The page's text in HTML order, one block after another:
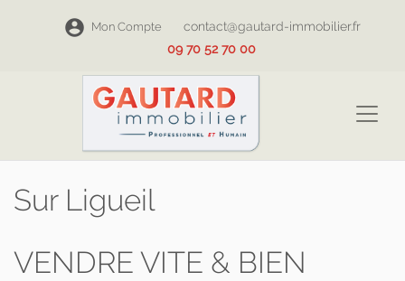
Mon Compte
contact@gautard-immobilier.fr
09 70 52 70 00
Sur Ligueil
VENDRE VITE & BIEN